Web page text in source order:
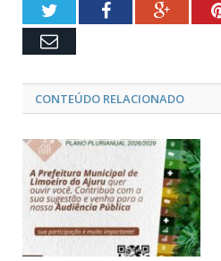
TwitterFacebook
Email
CONTEÚDO RELACIONADO